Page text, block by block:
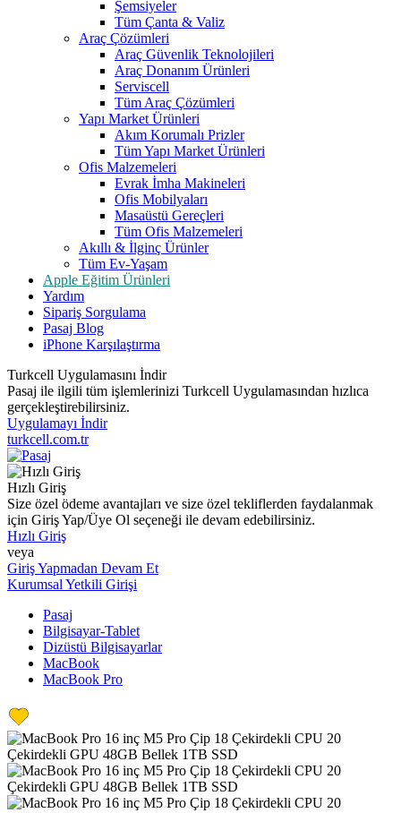
Şemsiyeler
Tüm Çanta & Valiz
Araç Çözümleri
Araç Güvenlik Teknolojileri
Araç Donanım Ürünleri
Serviscell
Tüm Araç Çözümleri
Yapı Market Ürünleri
Akım Korumalı Prizler
Tüm Yapı Market Ürünleri
Ofis Malzemeleri
Evrak İmha Makineleri
Ofis Mobilyaları
Masaüstü Gereçleri
Tüm Ofis Malzemeleri
Akıllı & İlginç Ürünler
Tüm Ev-Yaşam
Apple Eğitim Ürünleri
Yardım
Sipariş Sorgulama
Pasaj Blog
iPhone Karşılaştırma
Turkcell Uygulamasını İndir
Pasaj ile ilgili tüm işlemlerinizi Turkcell Uygulamasından hızlıca
gerçekleştirebilirsiniz.
Uygulamayı İndir
turkcell.com.tr
Hızlı Giriş
Size özel ödeme avantajları ve size özel tekliflerden faydalanmak
için Giriş Yap/Üye Ol seçeneği ile devam edebilirsiniz.
Hızlı Giriş
veya
Giriş Yapmadan Devam Et
Kurumsal Yetkili Girişi
Pasaj
Bilgisayar-Tablet
Dizüstü Bilgisayarlar
MacBook
MacBook Pro